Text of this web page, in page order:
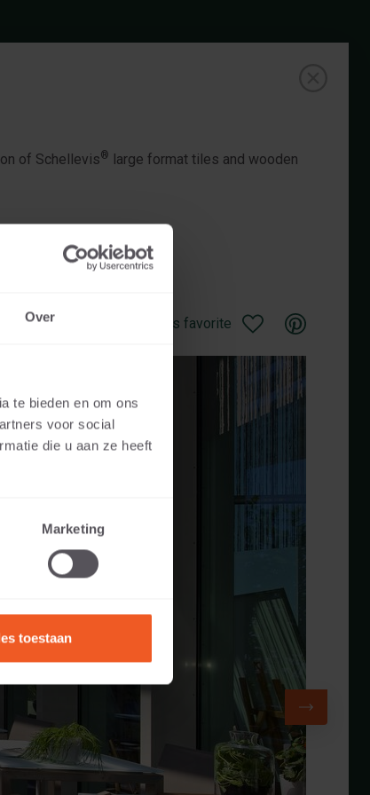
Over
te bieden en om ons
voor social
die u aan ze heeft
Marketing
toestaan
of Schellevis® large format tiles and wooden
Save as favorite